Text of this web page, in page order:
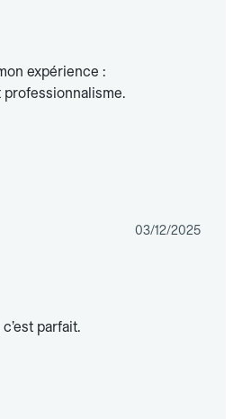
expérience :
03/12/2025
parfait.